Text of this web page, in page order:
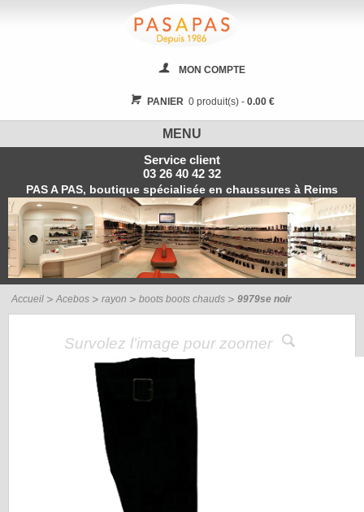
MON COMPTE
PANIER0 produit(s) - 0.00 €
MENU
Service client
03 26 40 42 32
PAS A PAS, boutique spécialisée en chaussures à Reims
Accueil Acebos rayon boots boots chauds 9979se noir
Survolez l’image pour zoomer